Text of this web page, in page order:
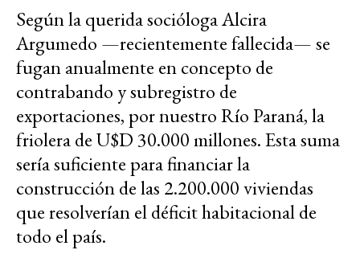
Según la querida socióloga Alcira
Argumedo —recientemente fallecida— se
fugan anualmente en concepto de
contrabando y subregistro de
exportaciones, por nuestro Río Paraná, la
friolera de U$D 30.000 millones. Esta suma
sería suficiente para financiar la
construcción de las 2.200.000 viviendas
que resolverían el déficit habitacional de
todo el país.